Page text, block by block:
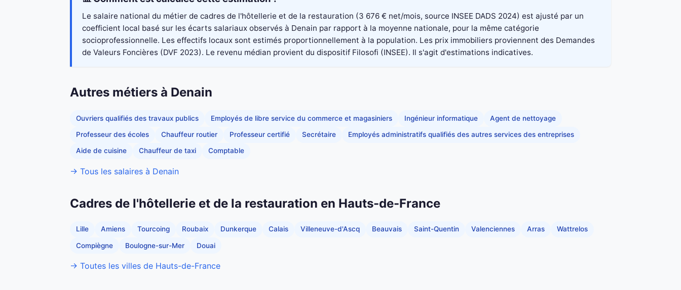
Le salaire national du métier de cadres de l'hôtellerie et de la restauration (3 676 € net/mois, source INSEE DADS 2024) est ajusté par un
coefficient local basé sur les écarts salariaux observés à Denain par rapport à la moyenne nationale, pour la même catégorie
socioprofessionnelle. Les effectifs locaux sont estimés proportionnellement à la population. Les prix immobiliers proviennent des Demandes
de Valeurs Foncières (DVF 2023). Le revenu médian provient du dispositif Filosofi (INSEE). Il s'agit d'estimations indicatives.
Autres métiers à Denain
Ouvriers qualifiés des travaux publics Employés de libre service du commerce et magasiniers Ingénieur informatique Agent de nettoyage
Professeur des écoles Chauffeur routier Professeur certifié Secrétaire Employés administratifs qualifiés des autres services des entreprises
Aide de cuisine Chauffeur de taxi Comptable
→ Tous les salaires à Denain
Cadres de l'hôtellerie et de la restauration en Hauts-de-France
Lille Amiens Tourcoing Roubaix Dunkerque Calais Villeneuve-d'Ascq Beauvais Saint-Quentin Valenciennes Arras Wattrelos
Compiègne Boulogne-sur-Mer Douai
→ Toutes les villes de Hauts-de-France